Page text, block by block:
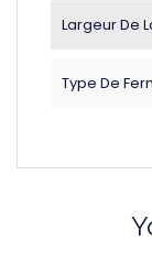
Largeur De
Type De